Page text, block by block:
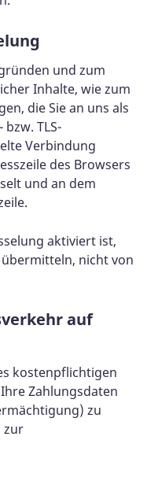
und zum
Inhalte, wie zum
die Sie an uns als
TLS-
Verbindung
des Browsers
und an dem
aktiviert ist,
nicht von
auf
kostenpflichtigen
Zahlungsdaten
zu
zur